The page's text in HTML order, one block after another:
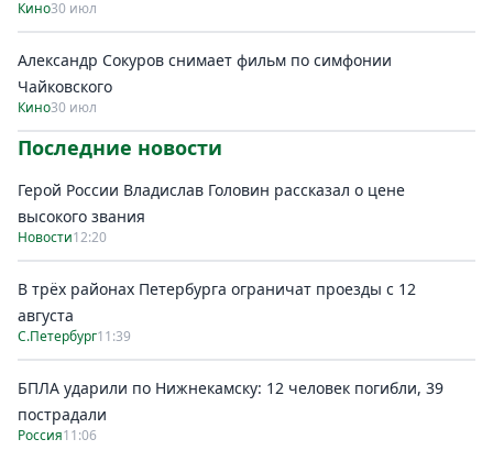
Кино30 июл
Александр Сокуров снимает фильм по симфонии
Чайковского
Кино30 июл
Последние новости
Герой России Владислав Головин рассказал о цене
высокого звания
Новости12:20
В трёх районах Петербурга ограничат проезды с 12
августа
С.Петербург11:39
БПЛА ударили по Нижнекамску: 12 человек погибли, 39
пострадали
Россия11:06